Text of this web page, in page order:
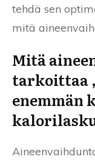
tehdä sen
mitä
Mitä
tarkoittaa
enemmän